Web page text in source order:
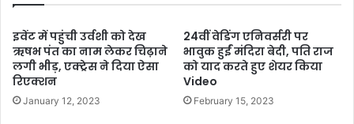
इवेंट में पहुंची उर्वशी को देख
ऋषभ पंत का नाम लेकर चिढ़ाने
लगी भीड़, एक्ट्रेस ने दिया ऐसा
रिएक्शन
January 12, 2023
24वीं वेडिंग एनिवर्सरी पर
भावुक हुईं मंदिरा बेदी, पति राज
को याद करते हुए शेयर किया
Video
February 15, 2023